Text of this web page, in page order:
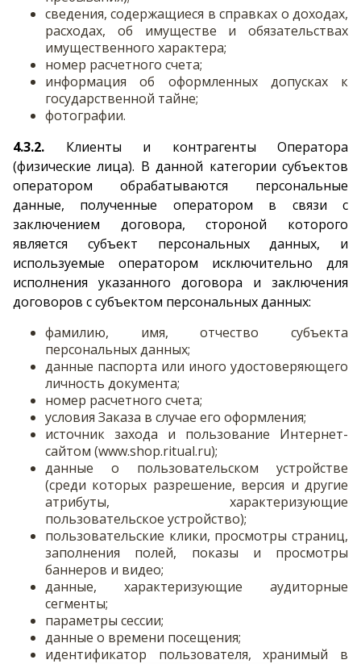
сведения, содержащиеся в справках о доходах,
расходах, об имуществе и обязательствах
имущественного характера;
номер расчетного счета;
информация об оформленных допусках к
государственной тайне;
фотографии.
4.3.2. Клиенты и контрагенты Оператора
(физические лица). В данной категории субъектов
оператором обрабатываются персональные
данные, полученные оператором в связи с
заключением договора, стороной которого
является субъект персональных данных, и
используемые оператором исключительно для
исполнения указанного договора и заключения
договоров с субъектом персональных данных:
фамилию, имя, отчество субъекта
персональных данных;
данные паспорта или иного удостоверяющего
личность документа;
номер расчетного счета;
условия Заказа в случае его оформления;
источник захода и пользование Интернет-
сайтом (www.shop.ritual.ru);
данные о пользовательском устройстве
(среди которых разрешение, версия и другие
атрибуты, характеризующие
пользовательское устройство);
пользовательские клики, просмотры страниц,
заполнения полей, показы и просмотры
баннеров и видео;
данные, характеризующие аудиторные
сегменты;
параметры сессии;
данные о времени посещения;
идентификатор пользователя, хранимый в